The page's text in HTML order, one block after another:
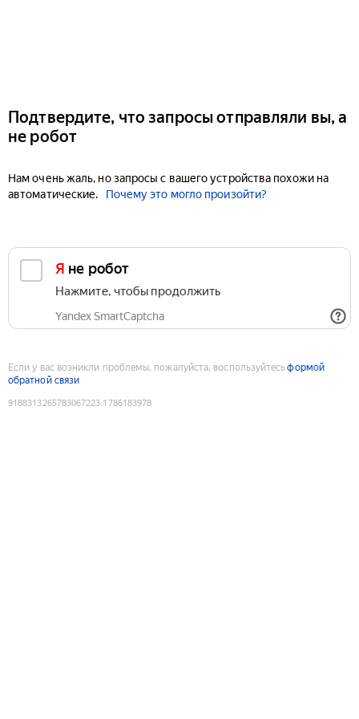
Подтвердите, что запросы отправляли вы, а
не робот
Нам очень жаль, но запросы с вашего устройства похожи на
автоматические.
Почему это могло произойти?
Я не робот
Нажмите, чтобы продолжить
Yandex SmartCaptcha
Если у вас возникли проблемы, пожалуйста, воспользуйтесьформой
обратной связи
9188313265783067223:1786183978